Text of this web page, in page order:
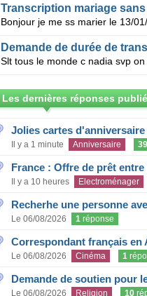
Transcription mariage
Demande de durée de
Les dernières réponses
Jolies cartes
Il y a 1 minute Anniversaire
France : Offre de prêt
Il y a 10 heures Electroménager
Recherhe une personne
Le 06/08/2026 1réponse
Correspondant français en
Le 06/08/2026 Cinéma 1
Demande de soutien pour
Le 06/08/2026 Religion 10